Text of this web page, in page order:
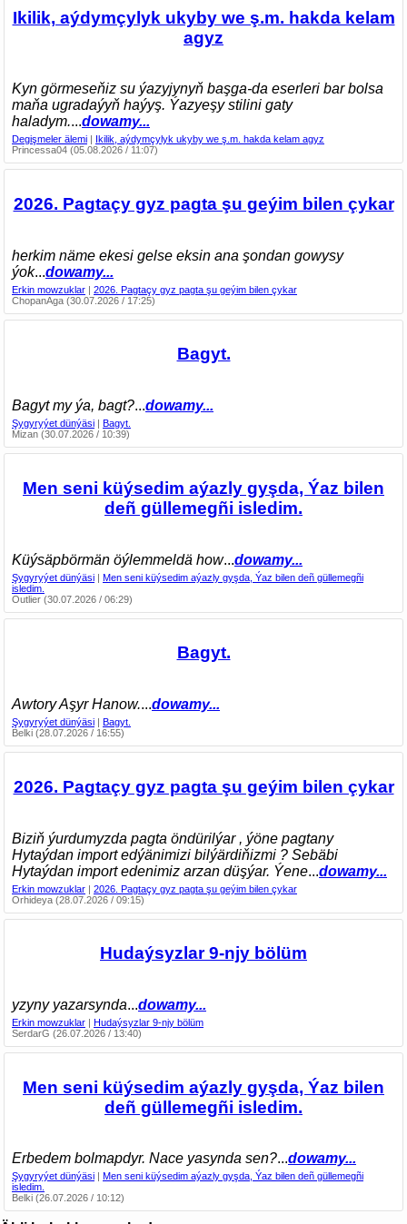
Ikilik, aýdymçylyk ukyby we ş.m. hakda kelam
agyz
Kyn görmeseňiz su ýazyjynyň başga-da eserleri bar bolsa
maňa ugradaýyň haýyş. Ýazyeşy stilini gaty
haladym....dowamy...
Degişmeler älemi
Ikilik, aýdymçylyk ukyby we ş.m. hakda kelam agyz
Princessa04 (05.08.2026 / 11:07)
2026. Pagtaçy gyz pagta şu geýim bilen çykar
herkim näme ekesi gelse eksin ana şondan gowysy
ýok...dowamy...
Erkin mowzuklar | 2026. Pagtaçy gyz pagta şu geýim bilen çykar
ChopanAga (30.07.2026 / 17:25)
Bagyt.
Bagyt my ýa, bagt?...dowamy...
Şygyryýet dünýäsi | Bagyt.
Mizan (30.07.2026 / 10:39)
Men seni küýsedim aýazly gyşda, Ýaz bilen
deñ güllemegñi isledim.
Küýsäpbörmän öýlemmeldä how...dowamy...
Şygyryýet dünýäsi | Men seni küýsedim aýazly gyşda, Ýaz bilen deñ güllemegñi
isledim.
Outlier (30.07.2026 / 06:29)
Bagyt.
Awtory Aşyr Hanow....dowamy...
Şygyryýet dünýäsi | Bagyt.
Belki (28.07.2026 / 16:55)
2026. Pagtaçy gyz pagta şu geýim bilen çykar
Biziň ýurdumyzda pagta öndürilýar , ýöne pagtany
Hytaýdan import edýänimizi bilýärdiňizmi ? Sebäbi
Hytaýdan import edenimiz arzan düşýar. Ýene...dowamy...
Erkin mowzuklar | 2026. Pagtaçy gyz pagta şu geýim bilen çykar
Orhideya (28.07.2026 / 09:15)
Hudaýsyzlar 9-njy bölüm
yzyny yazarsynda...dowamy...
Erkin mowzuklar | Hudaýsyzlar 9-njy bölüm
SerdarG (26.07.2026 / 13:40)
Men seni küýsedim aýazly gyşda, Ýaz bilen
deñ güllemegñi isledim.
Erbedem bolmapdyr. Nace yasynda sen?...dowamy...
Şygyryýet dünýäsi
Men seni küýsedim aýazly gyşda, Ýaz bilen deñ güllemegñi
isledim.
Belki (26.07.2026 / 10:12)